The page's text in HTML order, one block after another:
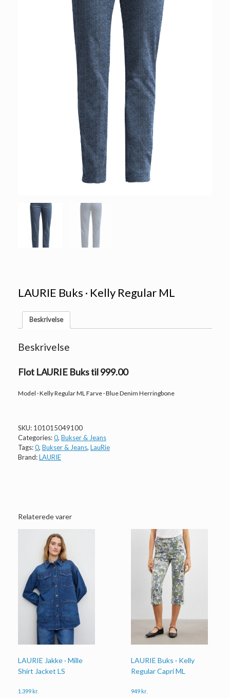
LAURIE Buks · Kelly Regular ML
Beskrivelse
Beskrivelse
Flot LAURIE Buks til 999.00
Model · Kelly Regular ML Farve · Blue Denim Herringbone
SKU: 101015049100
Categories:0, Bukser & Jeans
Tags:0, Bukser & Jeans, LauRie
Brand:LAURIE
Relaterede varer
LAURIE Jakke · Mille
Shirt Jacket LS
1.399 kr.
LAURIE Buks · Kelly
Regular Capri ML
949 kr.